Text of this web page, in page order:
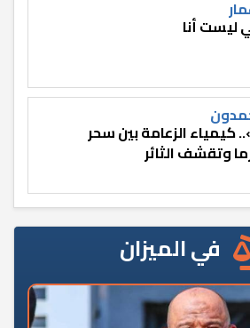
ليست أنا
كيمياء الزعامة بين سحر
وتقشف الثائر
في الميزان